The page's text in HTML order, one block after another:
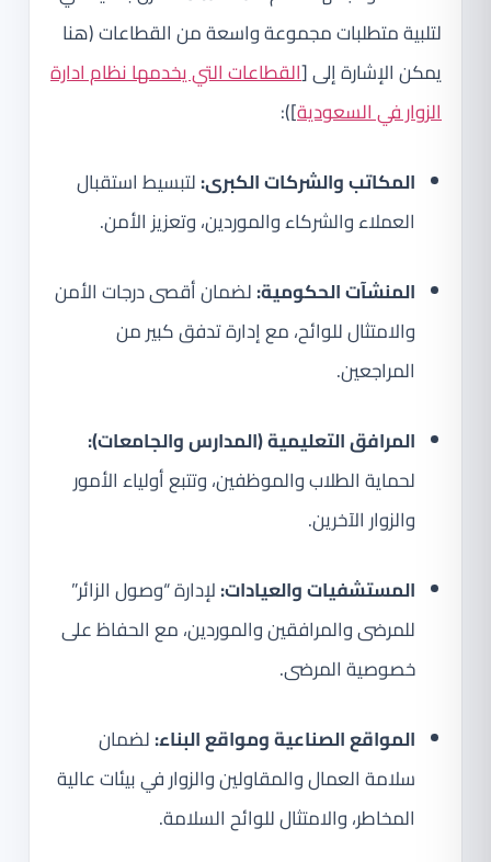
لتلبية متطلبات مجموعة واسعة من القطاعات (هنا
يمكن الإشارة إلى [القطاعات التي يخدمها نظام ادارة
الزوار في السعودية]):
المكاتب والشركات الكبرى:لتبسيط استقبال
العملاء والشركاء والموردين، وتعزيز الأمن.
المنشآت الحكومية:لضمان أقصى درجات الأمن
والامتثال للوائح، مع إدارة تدفق كبير من
المراجعين.
المرافق التعليمية (المدارس والجامعات):
لحماية الطلاب والموظفين، وتتبع أولياء الأمور
والزوار الآخرين.
المستشفيات والعيادات:لإدارة “وصول الزائر”
للمرضى والمرافقين والموردين، مع الحفاظ على
خصوصية المرضى.
المواقع الصناعية ومواقع البناء:لضمان
سلامة العمال والمقاولين والزوار في بيئات عالية
المخاطر، والامتثال للوائح السلامة.